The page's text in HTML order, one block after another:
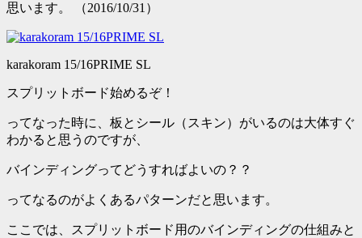
思います。 （2016/10/31）
karakoram 15/16PRIME SL
スプリットボード始めるぞ！
ってなった時に、板とシール（スキン）がいるのは大体すぐ
わかると思うのですが、
バインディングってどうすればよいの？？
ってなるのがよくあるパターンだと思います。
ここでは、スプリットボード用のバインディングの仕組みと